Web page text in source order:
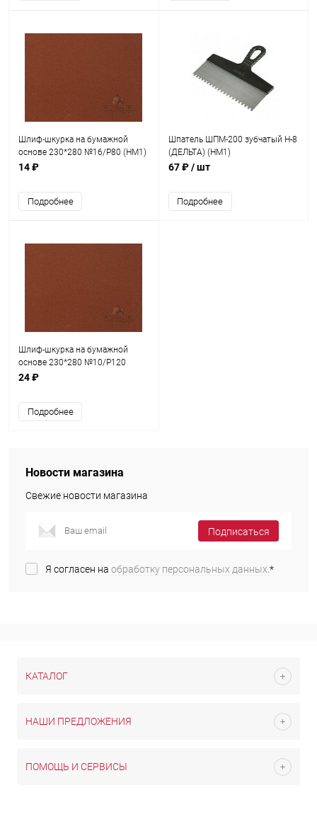
Шлиф-шкурка на бумажной
основе 230*280 №16/Р80 (НМ1)
14 ₽
Подробнее
Шпатель ШПМ-200 зубчатый Н-8
(ДЕЛЬТА) (НМ1)
67 ₽/ шт
Подробнее
Шлиф-шкурка на бумажной
основе 230*280 №10/Р120
(НМ1)
24 ₽
Подробнее
Новости магазина
Свежие новости магазина
Подписаться
Я согласен на обработку персональных данных.*
КАТАЛОГ
НАШИ ПРЕДЛОЖЕНИЯ
ПОМОЩЬ И СЕРВИСЫ